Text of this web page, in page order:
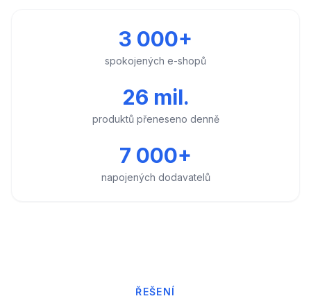
3 000+
spokojených e-shopů
26 mil.
produktů přeneseno denně
7 000+
napojených dodavatelů
ŘEŠENÍ